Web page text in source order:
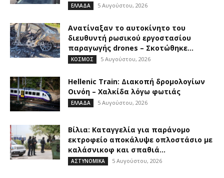
ΕΛΛΑΔΑ 5 Αυγούστου, 2026
Ανατίναξαν το αυτοκίνητο του
διευθυντή ρωσικού εργοστασίου
παραγωγής drones – Σκοτώθηκε...
ΚΟΣΜΟΣ 5 Αυγούστου, 2026
Hellenic Train: Διακοπή δρομολογίων
Οινόη – Χαλκίδα λόγω φωτιάς
ΕΛΛΑΔΑ 5 Αυγούστου, 2026
Βίλια: Καταγγελία για παράνομο
εκτροφείο αποκάλυψε οπλοστάσιο με
καλάσνικοφ και σπαθιά...
ΑΣΤΥΝΟΜΙΚΑ 5 Αυγούστου, 2026